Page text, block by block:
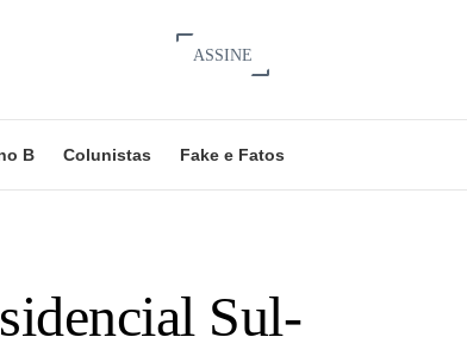
ASSINE
B Colunistas Fake e Fatos
Sul-